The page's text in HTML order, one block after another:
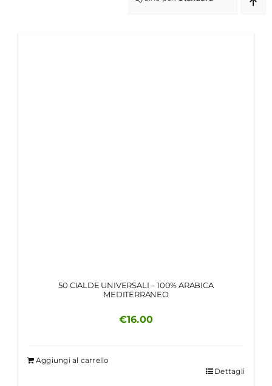
50 CIALDE UNIVERSALI – 100% ARABICA
MEDITERRANEO
€16.00
Aggiungi al carrello
Dettagli